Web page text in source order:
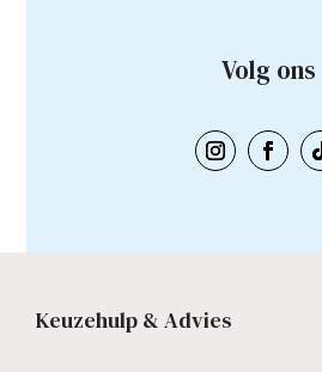
Volg ons
Keuzehulp & Advies